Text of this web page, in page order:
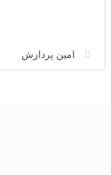
امین پردازش